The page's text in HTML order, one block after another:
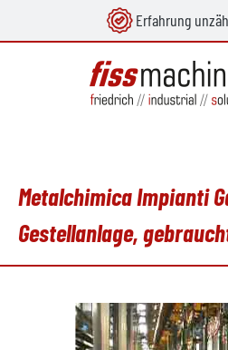
Erfahrung
Metalchimica Impianti
Gestellanlage,
Bildergalerie überspringen